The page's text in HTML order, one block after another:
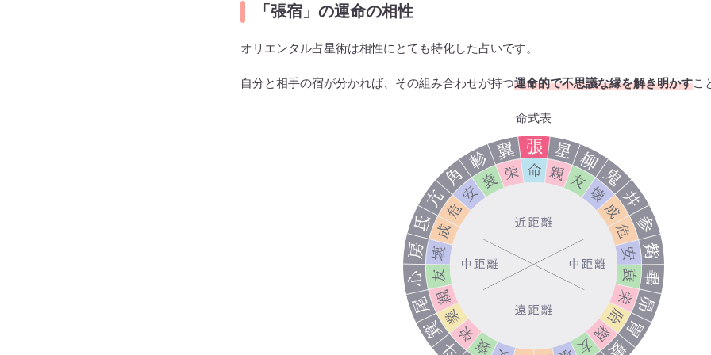
「張宿」の運命の相性
オリエンタル占星術は相性にとても特化した占いです。
自分と相手の宿が分かれば、その組み合わせが持つ運命的で不思議な縁を解き明かすこ
命式表